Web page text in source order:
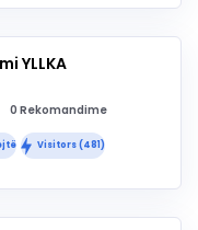
YLLKA
0 Rekomandime
Visitors (481)